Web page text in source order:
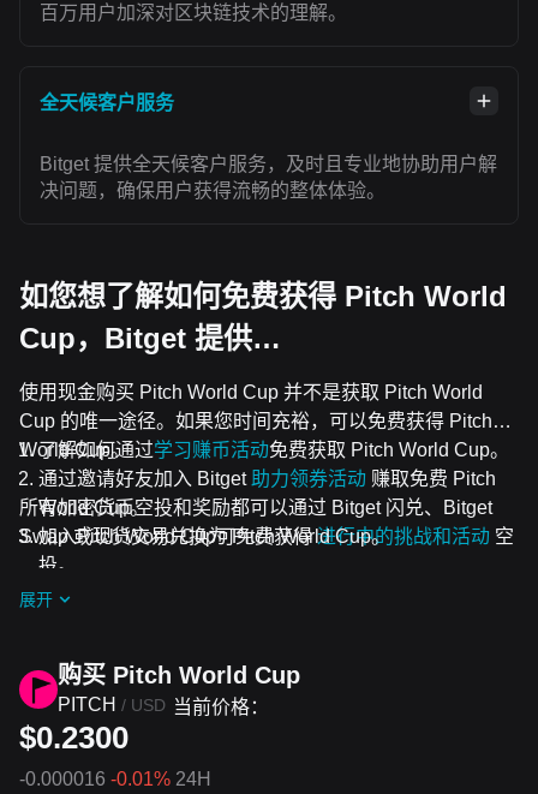
百万用户加深对区块链技术的理解。
全天候客户服务
Bitget 提供全天候客户服务，及时且专业地协助用户解
决问题，确保用户获得流畅的整体体验。
如您想了解如何免费获得 Pitch World
Cup，Bitget 提供…
使用现金购买 Pitch World Cup 并不是获取 Pitch World
Cup 的唯一途径。如果您时间充裕，可以免费获得 Pitch
World Cup。
了解如何通过学习赚币活动免费获取 Pitch World Cup。
通过邀请好友加入 Bitget 助力领券活动 赚取免费 Pitch
World Cup。
加入Pitch World Cup可免费获得进行中的挑战和活动 空
投。
所有加密货币空投和奖励都可以通过 Bitget 闪兑、Bitget
Swap 或现货交易兑换为 Pitch World Cup。
展开
购买 Pitch World Cup
PITCH / USD 当前价格：
$0.2300
-0.000016 -0.01% 24H